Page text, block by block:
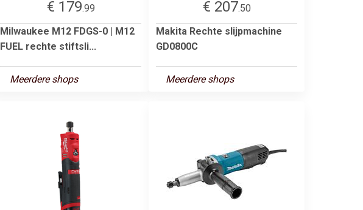
€ 179.99
Milwaukee M12 FDGS-0 | M12
FUEL rechte stiftsli...
Meerdere shops
€ 207.50
Makita Rechte slijpmachine
GD0800C
Meerdere shops